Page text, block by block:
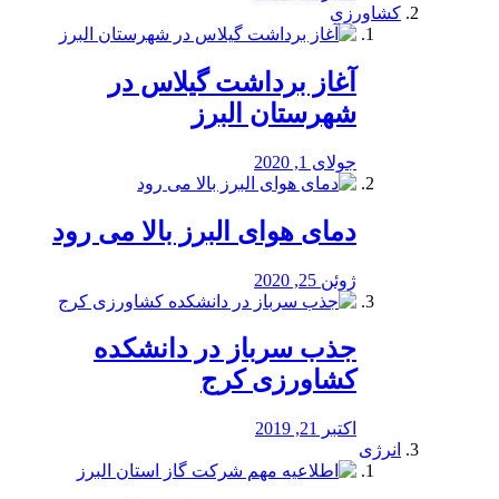
کشاورزی
آغاز برداشت گیلاس در
شهرستان البرز
جولای 1, 2020
دمای هوای البرز بالا می رود
ژوئن 25, 2020
جذب سرباز در دانشکده
کشاورزی کرج
اکتبر 21, 2019
انرژی